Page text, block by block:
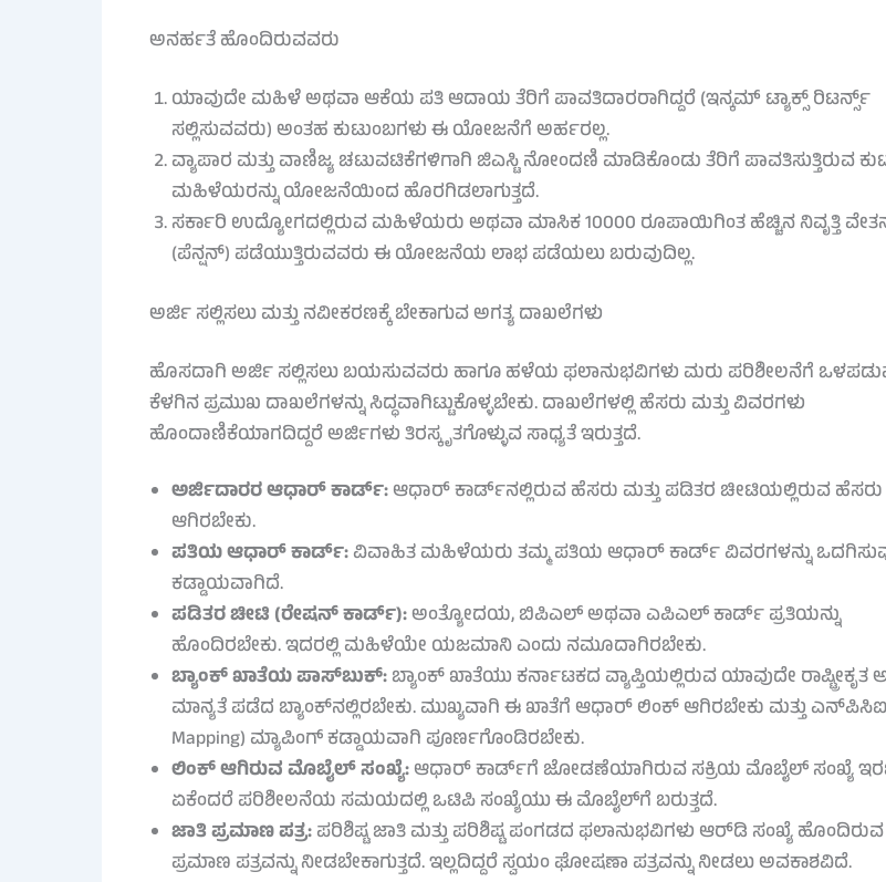
ಅನರ್ಹತೆ ಹೊಂದಿರುವವರು
ಯಾವುದೇ ಮಹಿಳೆ ಅಥವಾ ಆಕೆಯ ಪತಿ ಆದಾಯ ತೆರಿಗೆ ಪಾವತಿದಾರರಾಗಿದ್ದರೆ (ಇನ್ಕಮ್ ಟ್ಯಾಕ್ಸ್ ರಿಟರ್ನ್ಸ್
ಸಲ್ಲಿಸುವವರು) ಅಂತಹ ಕುಟುಂಬಗಳು ಈ ಯೋಜನೆಗೆ ಅರ್ಹರಲ್ಲ.
ವ್ಯಾಪಾರ ಮತ್ತು ವಾಣಿಜ್ಯ ಚಟುವಟಿಕೆಗಳಿಗಾಗಿ ಜಿಎಸ್ಟಿ ನೋಂದಣಿ ಮಾಡಿಕೊಂಡು ತೆರಿಗೆ ಪಾವತಿಸುತ್ತಿರುವ
ಮಹಿಳೆಯರನ್ನು ಯೋಜನೆಯಿಂದ ಹೊರಗಿಡಲಾಗುತ್ತದೆ.
ಸರ್ಕಾರಿ ಉದ್ಯೋಗದಲ್ಲಿರುವ ಮಹಿಳೆಯರು ಅಥವಾ ಮಾಸಿಕ 10000 ರೂಪಾಯಿಗಿಂತ ಹೆಚ್ಚಿನ ನಿವೃತ್ತಿ
(ಪೆನ್ಷನ್) ಪಡೆಯುತ್ತಿರುವವರು ಈ ಯೋಜನೆಯ ಲಾಭ ಪಡೆಯಲು ಬರುವುದಿಲ್ಲ.
ಅರ್ಜಿ ಸಲ್ಲಿಸಲು ಮತ್ತು ನವೀಕರಣಕ್ಕೆ ಬೇಕಾಗುವ ಅಗತ್ಯ ದಾಖಲೆಗಳು
ಹೊಸದಾಗಿ ಅರ್ಜಿ ಸಲ್ಲಿಸಲು ಬಯಸುವವರು ಹಾಗೂ ಹಳೆಯ ಫಲಾನುಭವಿಗಳು ಮರು ಪರಿಶೀಲನೆಗೆ
ಕೆಳಗಿನ ಪ್ರಮುಖ ದಾಖಲೆಗಳನ್ನು ಸಿದ್ಧವಾಗಿಟ್ಟುಕೊಳ್ಳಬೇಕು. ದಾಖಲೆಗಳಲ್ಲಿ ಹೆಸರು ಮತ್ತು ವಿವರಗಳು
ಹೊಂದಾಣಿಕೆಯಾಗದಿದ್ದರೆ ಅರ್ಜಿಗಳು ತಿರಸ್ಕೃತಗೊಳ್ಳುವ ಸಾಧ್ಯತೆ ಇರುತ್ತದೆ.
ಅರ್ಜಿದಾರರ ಆಧಾರ್ ಕಾರ್ಡ್:ಆಧಾರ್ ಕಾರ್ಡ್‌ನಲ್ಲಿರುವ ಹೆಸರು ಮತ್ತು ಪಡಿತರ ಚೀಟಿಯಲ್ಲಿರುವ
ಆಗಿರಬೇಕು.
ಪತಿಯ ಆಧಾರ್ ಕಾರ್ಡ್:ವಿವಾಹಿತ ಮಹಿಳೆಯರು ತಮ್ಮ ಪತಿಯ ಆಧಾರ್ ಕಾರ್ಡ್ ವಿವರಗಳನ್ನು
ಕಡ್ಡಾಯವಾಗಿದೆ.
ಪಡಿತರ ಚೀಟಿ (ರೇಷನ್ ಕಾರ್ಡ್):ಅಂತ್ಯೋದಯ, ಬಿಪಿಎಲ್ ಅಥವಾ ಎಪಿಎಲ್ ಕಾರ್ಡ್ ಪ್ರತಿಯನ್ನು
ಹೊಂದಿರಬೇಕು. ಇದರಲ್ಲಿ ಮಹಿಳೆಯೇ ಯಜಮಾನಿ ಎಂದು ನಮೂದಾಗಿರಬೇಕು.
ಬ್ಯಾಂಕ್ ಖಾತೆಯ ಪಾಸ್‌ಬುಕ್:ಬ್ಯಾಂಕ್ ಖಾತೆಯು ಕರ್ನಾಟಕದ ವ್ಯಾಪ್ತಿಯಲ್ಲಿರುವ ಯಾವುದೇ ರಾಷ್ಟ್ರೀಕೃತ
ಮಾನ್ಯತೆ ಪಡೆದ ಬ್ಯಾಂಕ್‌ನಲ್ಲಿರಬೇಕು. ಮುಖ್ಯವಾಗಿ ಈ ಖಾತೆಗೆ ಆಧಾರ್ ಲಿಂಕ್ ಆಗಿರಬೇಕು ಮತ್ತು ಎನ್‌ಪಿಸಿಐ
Mapping) ಮ್ಯಾಪಿಂಗ್ ಕಡ್ಡಾಯವಾಗಿ ಪೂರ್ಣಗೊಂಡಿರಬೇಕು.
ಲಿಂಕ್ ಆಗಿರುವ ಮೊಬೈಲ್ ಸಂಖ್ಯೆ:ಆಧಾರ್ ಕಾರ್ಡ್‌ಗೆ ಜೋಡಣೆಯಾಗಿರುವ ಸಕ್ರಿಯ ಮೊಬೈಲ್ ಸಂಖ್ಯೆ
ಏಕೆಂದರೆ ಪರಿಶೀಲನೆಯ ಸಮಯದಲ್ಲಿ ಒಟಿಪಿ ಸಂಖ್ಯೆಯು ಈ ಮೊಬೈಲ್‌ಗೆ ಬರುತ್ತದೆ.
ಜಾತಿ ಪ್ರಮಾಣ ಪತ್ರ:ಪರಿಶಿಷ್ಟ ಜಾತಿ ಮತ್ತು ಪರಿಶಿಷ್ಟ ಪಂಗಡದ ಫಲಾನುಭವಿಗಳು ಆರ್‌ಡಿ ಸಂಖ್ಯೆ
ಪ್ರಮಾಣ ಪತ್ರವನ್ನು ನೀಡಬೇಕಾಗುತ್ತದೆ. ಇಲ್ಲದಿದ್ದರೆ ಸ್ವಯಂ ಘೋಷಣಾ ಪತ್ರವನ್ನು ನೀಡಲು ಅವಕಾಶವಿದೆ.